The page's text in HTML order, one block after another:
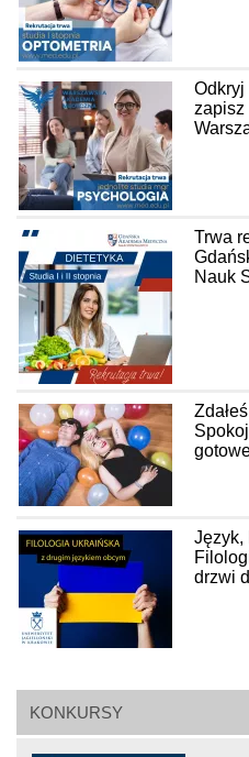
KONKURSY
Odkryj
zapisz
Trwa
Nauk
Język,
drzwi